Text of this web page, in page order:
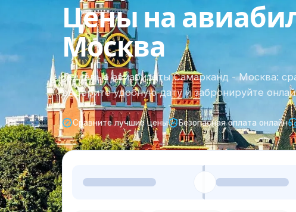
Цены на
Москва
Дешёвые авиабилеты Самарканд - Москва:
выберите удобную дату и забронируйте
Сравните лучшие цены Безопасная оплата онлайн